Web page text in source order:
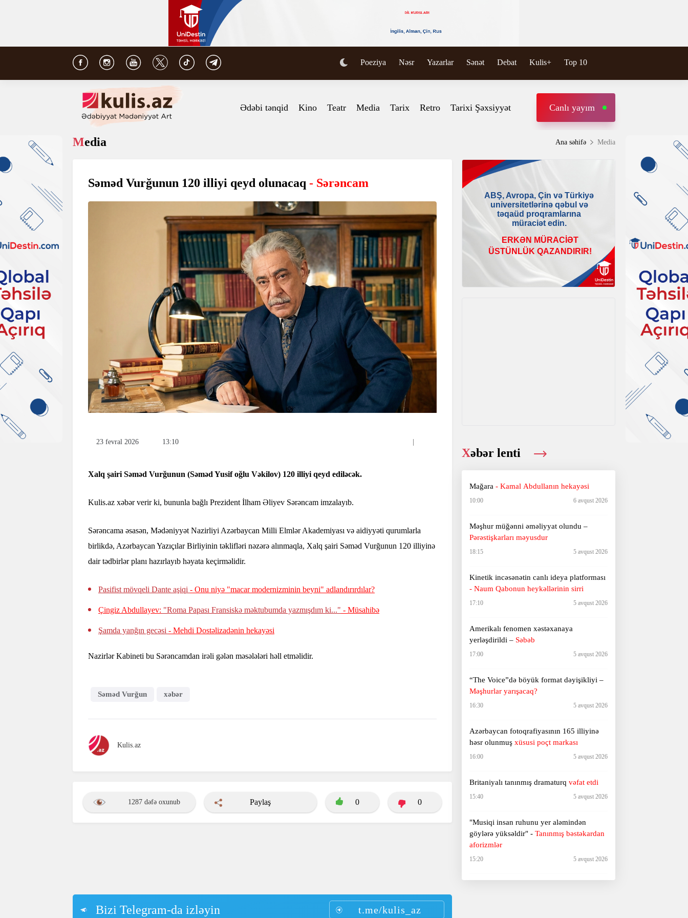
Poeziya Nəsr Yazarlar Sənət Debat Kulis+ Top 10
Ədəbi tənqid Kino Teatr Media Tarix Retro Tarixi Şəxsiyyət Canlı yayım
Media Ana səhifə Media
Səməd Vurğunun 120 illiyi qeyd olunacaq - Sərəncam
23 fevral 2026 13:10
Xalq şairi Səməd Vurğunun (Səməd Yusif oğlu Vəkilov) 120 illiyi qeyd ediləcək.
Kulis.az xəbər verir ki, bununla bağlı Prezident İlham Əliyev Sərəncam imzalayıb.
Sərəncama əsasən, Mədəniyyət Nazirliyi Azərbaycan Milli Elmlər Akademiyası və aidiyyəti qurumlarla
birlikdə, Azərbaycan Yazıçılar Birliyinin təklifləri nəzərə alınmaqla, Xalq şairi Səməd Vurğunun 120 illiyinə
dair tədbirlər planı hazırlayıb həyata keçirməlidir.
Pasifist mövqeli Dante aşiqi - Onu niyə "macar modernizminin beyni" adlandırırdılar?
Çingiz Abdullayev: "Roma Papası Fransiskə məktubumda yazmışdım ki..." - Müsahibə
Şamda yanğın gecəsi - Mehdi Dostəlizadənin hekayəsi
Nazirlər Kabineti bu Sərəncamdan irəli gələn məsələləri həll etməlidir.
Səməd Vurğun xəbər
Kulis.az
1287 dəfə oxunub Paylaş 0 0
Bizi Telegram-da izləyin t.me/kulis_az
Xəbər lenti
Mağara - Kamal Abdullanın hekayəsi
10:00 6 avqust 2026
Məşhur müğənni əməliyyat olundu –
Pərəstişkarları məyusdur
18:15 5 avqust 2026
Kinetik incəsənətin canlı ideya platforması
- Naum Qabonun heykəllərinin sirri
17:10 5 avqust 2026
Amerikalı fenomen xəstəxanaya
yerləşdirildi – Səbəb
17:00 5 avqust 2026
“The Voice”də böyük format dəyişikliyi –
Məşhurlar yarışacaq?
16:30 5 avqust 2026
Azərbaycan fotoqrafiyasının 165 illiyinə
həsr olunmuş xüsusi poçt markası
16:00 5 avqust 2026
Britaniyalı tanınmış dramaturq vəfat etdi
15:40 5 avqust 2026
"Musiqi insan ruhunu yer aləmindən
göylərə yüksəldir" - Tanınmış bəstəkardan
aforizmlər
15:20 5 avqust 2026